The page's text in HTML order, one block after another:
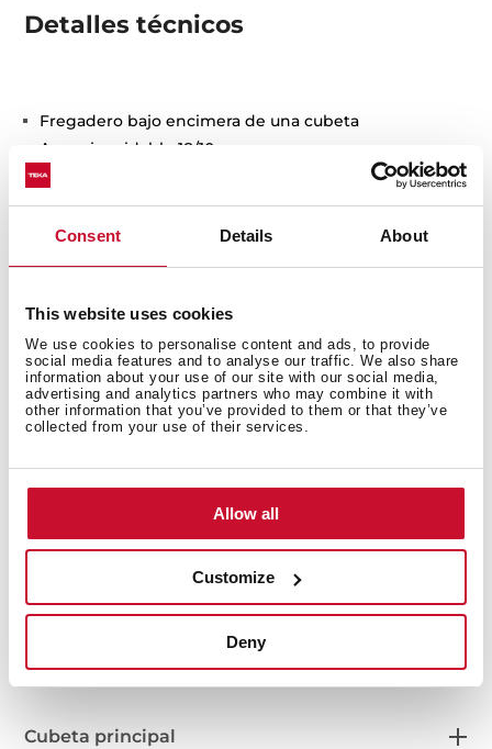
Consent Details About
This website uses cookies
We use cookies to personalise content and ads, to provide
social media features and to analyse our traffic. We also share
information about your use of our site with our social media,
advertising and analytics partners who may combine it with
other information that you’ve provided to them or that they’ve
collected from your use of their services.
Allow all
Customize
Deny
Detalles técnicos
Fregadero bajo encimera de una cubeta
Acero inoxidable 18/10
Radio cubeta R15 para facilitar la limpieza y
SilentSmart, reduce un 50% la rumorosidad
Mueble de 80 cm
Medidas generales
Cubeta principal